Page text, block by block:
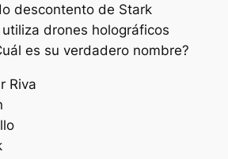
descontento de Stark
drones holográficos
es su verdadero nombre?
Riva